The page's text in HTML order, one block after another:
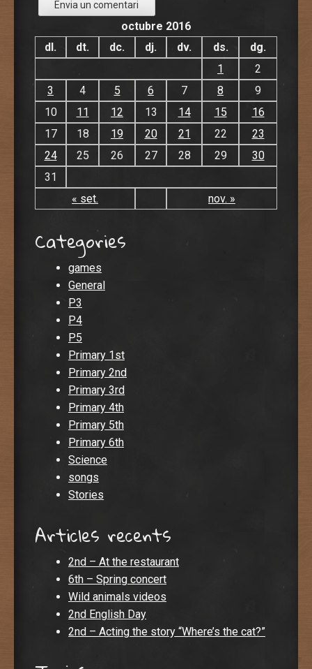
octubre 2016
dl.
dt. dc. dj. dv. ds. dg.
« set. nov. »
1
2
3
4 5 6 7 8
9
10
11 12 13 14 15
16
17
18 19 20 21 22
23
24
25 26 27 28 29
30
31
Categories
games
General
P3
P4
P5
Primary 1st
Primary 2nd
Primary 3rd
Primary 4th
Primary 5th
Primary 6th
Science
songs
Stories
Articles recents
2nd – At the restaurant
6th – Spring concert
Wild animals videos
2nd English Day
2nd – Acting the story “Where’s the cat?”